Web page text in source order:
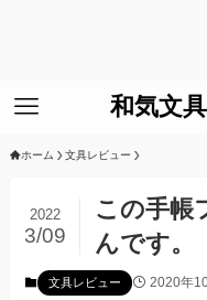
和気文
ホーム 文具レビュー
この手帳
んです。
2022
3/09
文具レビュー 2020年